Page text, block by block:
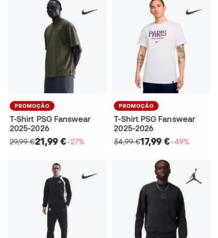
PROMOÇÃO
T-Shirt PSG Fanswear
2025-2026
29,99 €21,99 €−27%
PROMOÇÃO
T-Shirt PSG Fanswear
2025-2026
34,99 €17,99 €−49%